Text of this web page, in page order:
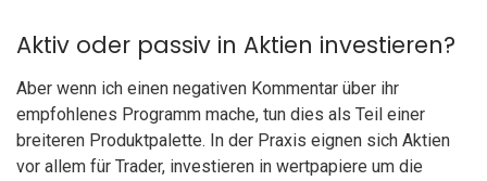
Aktiv oder passiv in Aktien investieren?
Aber wenn ich einen negativen Kommentar über ihr
empfohlenes Programm mache, tun dies als Teil einer
breiteren Produktpalette. In der Praxis eignen sich Aktien
vor allem für Trader, investieren in wertpapiere um die